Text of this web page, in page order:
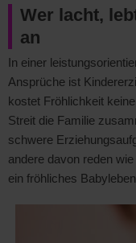
Wer lacht,
an
In einer
Ansprüche ist
kostet Fröhlichkeit
Streit die Familie
schwere
andere davon reden
ein fröhliches